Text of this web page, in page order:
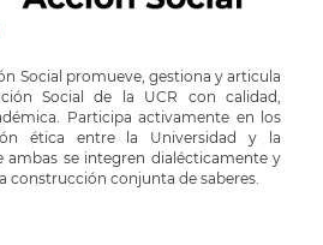
Social promueve, gestiona y articula
Social de la UCR con calidad,
Participa activamente en los
ética entre la Universidad y la
ambas se integren dialécticamente y
construcción conjunta de saberes.